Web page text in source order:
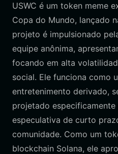
USWC é um token meme
Copa do Mundo, lançado
projeto é impulsionado
equipe anônima,
focando em alta
social. Ele funciona como
entretenimento derivado,
projetado
especulativa de curto
comunidade. Como um
blockchain Solana, ele